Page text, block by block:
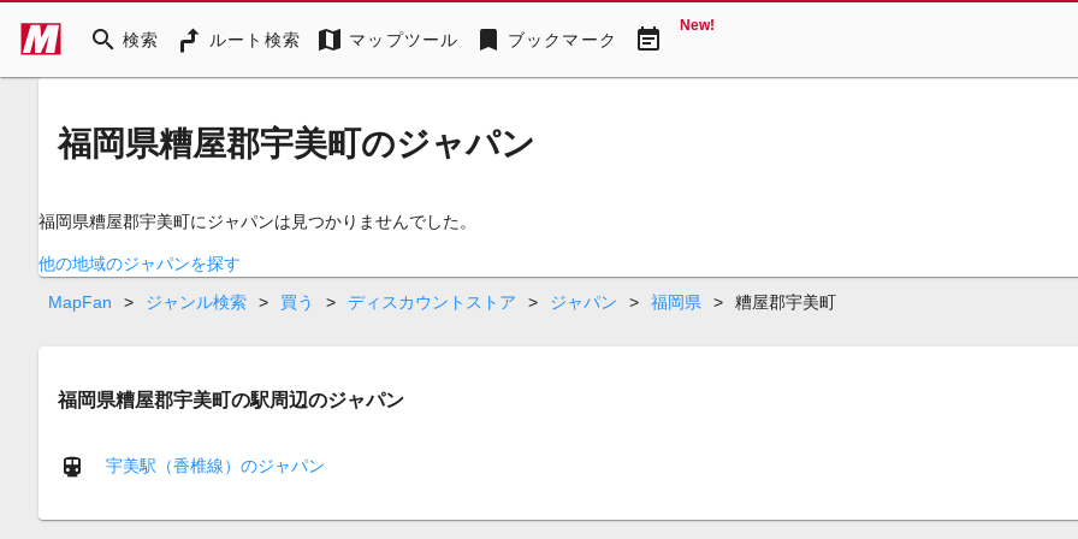
search 検索 ルート検索 map マップツール bookmark ブックマーク event_note New!
福岡県糟屋郡宇美町のジャパン
福岡県糟屋郡宇美町にジャパンは見つかりませんでした。
他の地域のジャパンを探す
MapFan
> ジャンル検索 > 買う > ディスカウントストア > ジャパン > 福岡県 > 糟屋郡宇美町
福岡県糟屋郡宇美町の駅周辺のジャパン
宇美駅（香椎線）のジャパン